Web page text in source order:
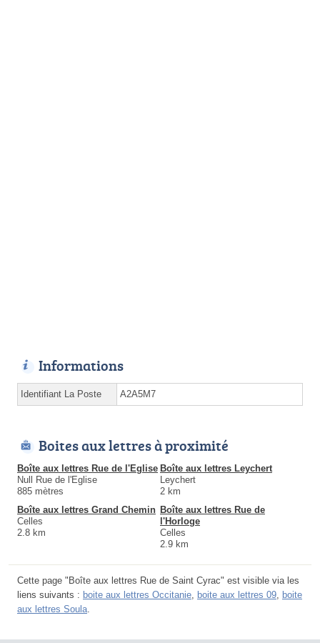
Informations
Identifiant La Poste A2A5M7
Boites aux lettres à proximité
Boîte aux lettres Rue de l'Eglise
Null Rue de l'Eglise
885 mètres
Boîte aux lettres Leychert
Leychert
2 km
Boîte aux lettres Grand Chemin
Celles
2.8 km
Boîte aux lettres Rue de
l'Horloge
Celles
2.9 km
Cette page "Boîte aux lettres Rue de Saint Cyrac" est visible via les
liens suivants : boite aux lettres Occitanie, boite aux lettres 09, boite
aux lettres Soula.